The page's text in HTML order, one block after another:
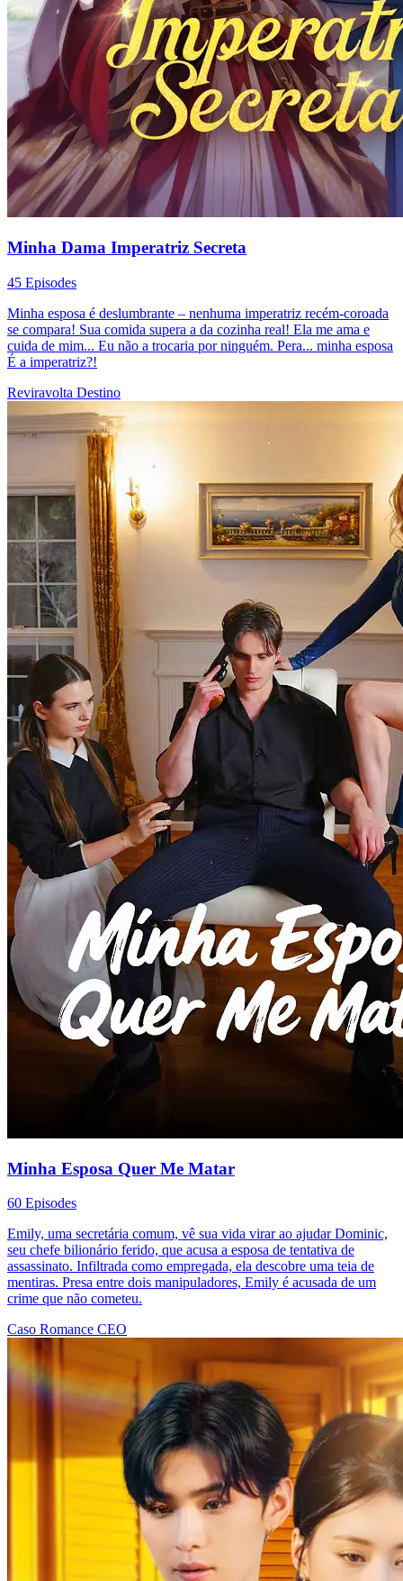
Minha Dama Imperatriz Secreta
45 Episodes
Minha esposa é deslumbrante – nenhuma imperatriz recém-coroada
se compara! Sua comida supera a da cozinha real! Ela me ama e
cuida de mim... Eu não a trocaria por ninguém. Pera... minha esposa
É a imperatriz?!
Reviravolta Destino
Minha Esposa Quer Me Matar
60 Episodes
Emily, uma secretária comum, vê sua vida virar ao ajudar Dominic,
seu chefe bilionário ferido, que acusa a esposa de tentativa de
assassinato. Infiltrada como empregada, ela descobre uma teia de
mentiras. Presa entre dois manipuladores, Emily é acusada de um
crime que não cometeu.
Caso Romance CEO